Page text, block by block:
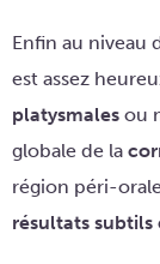
Enfin au niveau
est assez
platysmales ou
globale de la
région péri-
résultats